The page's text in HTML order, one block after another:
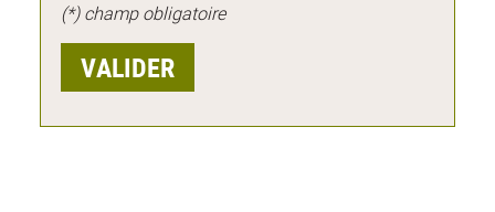
(*) champ obligatoire